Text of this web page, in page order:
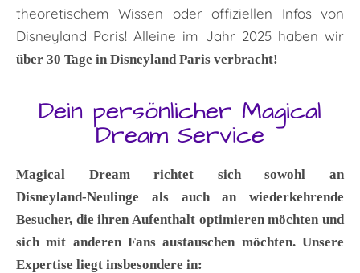
theoretischem Wissen oder offiziellen Infos von
Disneyland Paris! Alleine im Jahr 2025 haben wir
über 30 Tage in Disneyland Paris verbracht!
Dein persönlicher Magical
Dream Service
Magical Dream richtet sich sowohl an
Disneyland‑Neulinge als auch an wiederkehrende
Besucher, die ihren Aufenthalt optimieren möchten und
sich mit anderen Fans austauschen möchten. Unsere
Expertise liegt insbesondere in: